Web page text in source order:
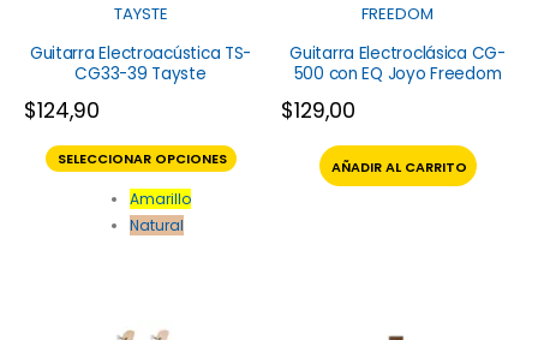
TAYSTE
Guitarra Electroacústica TS-
CG33-39 Tayste
$124,90
SELECCIONAR OPCIONES
Amarillo
Natural
FREEDOM
Guitarra Electroclásica CG-
500 con EQ Joyo Freedom
$129,00
AÑADIR AL CARRITO